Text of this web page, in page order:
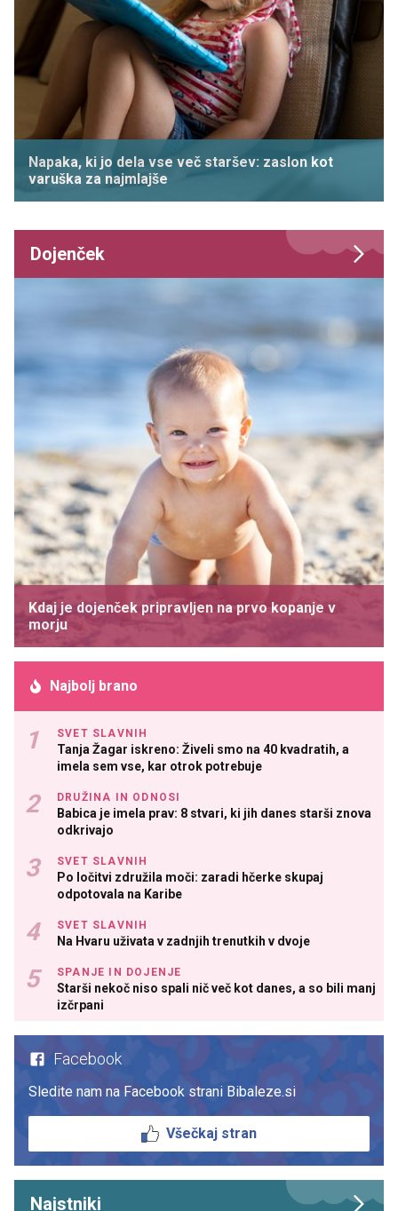
Napaka, ki jo dela vse več staršev: zaslon kot
varuška za najmlajše
Dojenček
Kdaj je dojenček pripravljen na prvo kopanje v
morju
Najbolj brano
SVET SLAVNIH
Tanja Žagar iskreno: Živeli smo na 40 kvadratih, a
imela sem vse, kar otrok potrebuje
DRUŽINA IN ODNOSI
Babica je imela prav: 8 stvari, ki jih danes starši znova
odkrivajo
SVET SLAVNIH
Po ločitvi združila moči: zaradi hčerke skupaj
odpotovala na Karibe
SVET SLAVNIH
Na Hvaru uživata v zadnjih trenutkih v dvoje
SPANJE IN DOJENJE
Starši nekoč niso spali nič več kot danes, a so bili manj
izčrpani
Facebook
Sledite nam na Facebook strani Bibaleze.si
Všečkaj stran
Najstniki